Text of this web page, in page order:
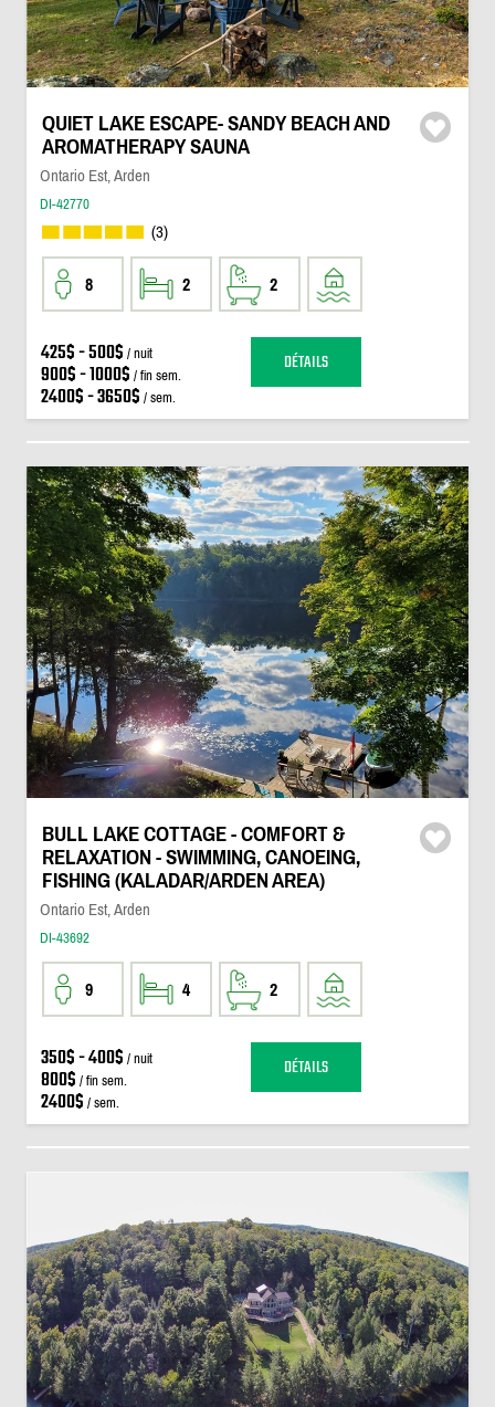
QUIET LAKE ESCAPE- SANDY BEACH AND
AROMATHERAPY SAUNA
Ontario Est, Arden
DI-42770
(3)
8 2 2
425$ - 500$ / nuit
900$ - 1000$ / fin sem.
2400$ - 3650$ / sem.
DÉTAILS
BULL LAKE COTTAGE - COMFORT &
RELAXATION - SWIMMING, CANOEING,
FISHING (KALADAR/ARDEN AREA)
Ontario Est, Arden
DI-43692
9 4 2
350$ - 400$ / nuit
800$ / fin sem.
2400$ / sem.
DÉTAILS